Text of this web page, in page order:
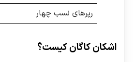
رپرهای نسب چهار
اشکان کاگان کیست؟